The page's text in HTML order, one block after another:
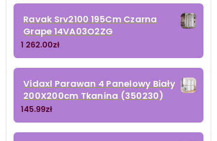
Ravak Srv2100 195Cm Czarna
Grape 14VA03O2ZG
1 262.00zł
Vidaxl Parawan 4 Panelowy Biały
200X200cm Tkanina (350230)
145.99zł